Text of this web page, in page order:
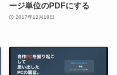
ージ単位のPDFにする
2017年12月18日